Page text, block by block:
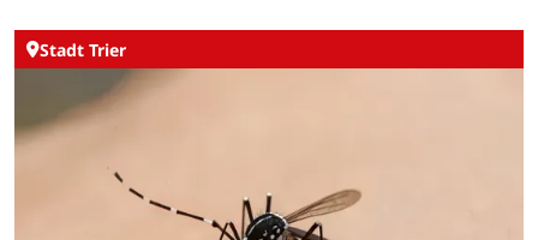
Stadt Trier